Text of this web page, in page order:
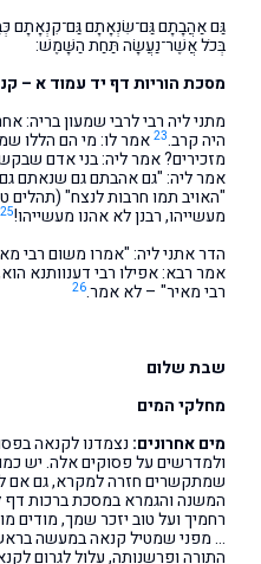
גַּם אַהֲבָתָם גַּם־שִׂנְאָתָם גַּם־קִנְאָתָם
בְּכֹל אֲשֶׁר־נַעֲשָׂה תַּחַת הַשָּׁמֶשׁ:
מסכת הוריות דף יד עמוד א –
מתני ליה רבי לרבי שמעון בריה:
היה קרב.23 אמר לו: מי הם הללו
מזכירים? אמר ליה: בני אדם
אמר ליה: "גם אהבתם גם שנאתם
"האויב תמו חרבות לנצח" (תהלים
מעשייהו, רבנן לא אהנו מעשייהו!25
הדר אתני ליה: "אמרו משום רבי
אמר רבא: אפילו רבי דענוותנא
רבי מאיר" – לא אמר.26
שבת שלום
מחלקי המים
מים אחרונים: נצמדנו לקנאה
ולמדרשים על פסוקים אלה. יש
שמתקשרים חזרה למקרא, גם אם
המשנה והגמרא במסכת ברכות דף
רחמיך ועל טוב יזכר שמך, מודים
… מפני שמטיל קנאה במעשה
התורה ופרשנותה, עלול לגרום